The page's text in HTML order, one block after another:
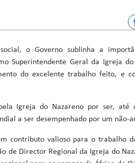
o Governo sublinha a
Superintendente Geral da Igreja do
do excelente trabalho feito, e
Igreja do Nazareno por ser, até
a ser desempenhado por um não-
contributo valioso para o trabalho
de Director Regional da Igreja do